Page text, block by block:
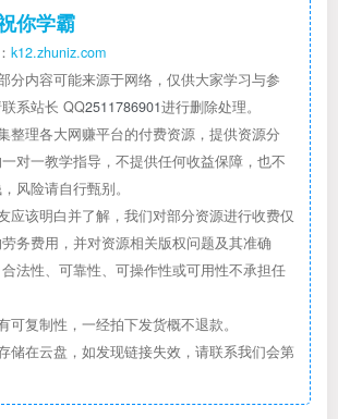
你学霸
k12.zhuniz.com
分内容可能来源于网络，仅供大家学习与参
系站长 QQ2511786901进行删除处理。
整理各大网赚平台的付费资源，提供资源分
对一教学指导，不提供任何收益保障，也不
风险请自行甄别。
应该明白并了解，我们对部分资源进行收费仅
务费用，并对资源相关版权问题及其准确
法性、可靠性、可操作性或可用性不承担任
可复制性，一经拍下发货概不退款。
储在云盘，如发现链接失效，请联系我们会第